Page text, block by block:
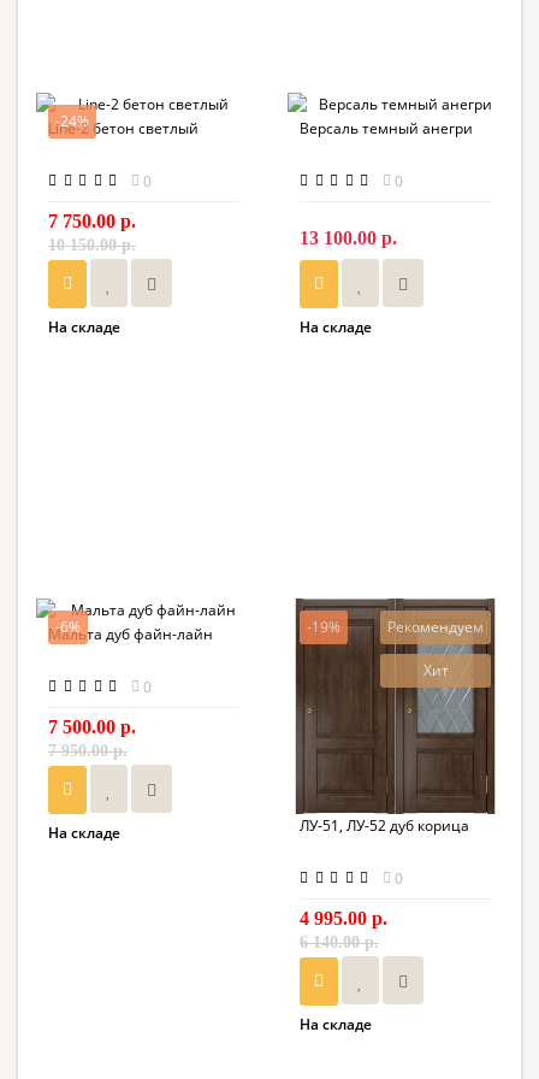
-24%
Line-2 бетон светлый
0
7 750.00 р.
10 150.00 р.
На складе
Версаль темный анегри
0
13 100.00 р.
На складе
-6%
Мальта дуб файн-лайн
0
7 500.00 р.
7 950.00 р.
На складе
-19% Рекомендуем
Хит
ЛУ-51, ЛУ-52 дуб корица
0
4 995.00 р.
6 140.00 р.
На складе